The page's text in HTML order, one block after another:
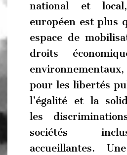
national et
européen est plus
espace de
droits
pour les libertés
l’égalité et la
les
sociétés
accueillantes.